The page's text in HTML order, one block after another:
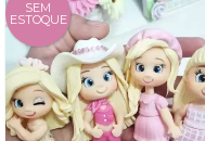
SEM
ESTOQUE